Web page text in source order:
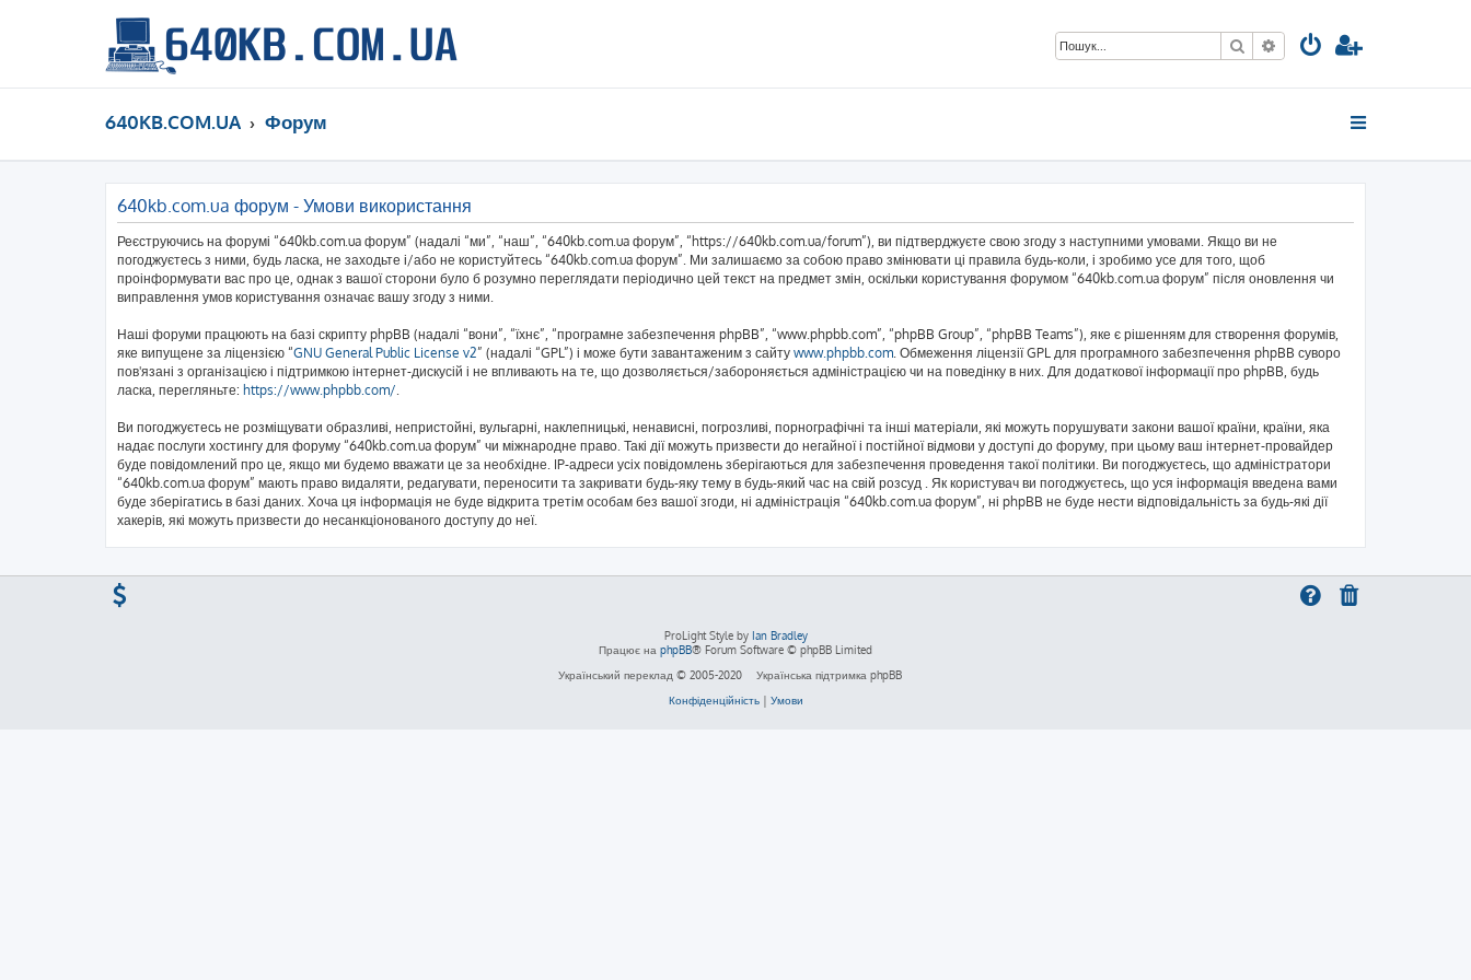
ПошукРозширений пошук
640KB.COM.UA Форум
640kb.com.ua форум - Умови використання
Реєструючись на форумі “640kb.com.ua форум” (надалі “ми”, “наш”, “640kb.com.ua форум”, “https://640kb.com.ua/forum”), ви підтверджуєте свою згоду з наступними умовами. Якщо ви не
погоджуєтесь з ними, будь ласка, не заходьте і/або не користуйтесь “640kb.com.ua форум”. Ми залишаємо за собою право змінювати ці правила будь-коли, і зробимо усе для того, щоб
проінформувати вас про це, однак з вашої сторони було б розумно переглядати періодично цей текст на предмет змін, оскільки користування форумом “640kb.com.ua форум” після оновлення чи
виправлення умов користування означає вашу згоду з ними.
Наші форуми працюють на базі скрипту phpBB (надалі “вони”, “їхнє”, “програмне забезпечення phpBB”, “www.phpbb.com”, “phpBB Group”, “phpBB Teams”), яке є рішенням для створення форумів,
яке випущене за ліцензією “GNU General Public License v2” (надалі “GPL”) і може бути завантаженим з сайту www.phpbb.com. Обмеження ліцензії GPL для програмного забезпечення phpBB суворо
пов'язані з організацією і підтримкою інтернет-дискусій і не впливають на те, що дозволяється/забороняється адміністрацією чи на поведінку в них. Для додаткової інформації про phpBB, будь
ласка, перегляньте: https://www.phpbb.com/.
Ви погоджуєтесь не розміщувати образливі, непристойні, вульгарні, наклепницькі, ненависні, погрозливі, порнографічні та інші матеріали, які можуть порушувати закони вашої країни, країни, яка
надає послуги хостингу для форуму “640kb.com.ua форум” чи міжнародне право. Такі дії можуть призвести до негайної і постійної відмови у доступі до форуму, при цьому ваш інтернет-провайдер
буде повідомлений про це, якщо ми будемо вважати це за необхідне. IP-адреси усіх повідомлень зберігаються для забезпечення проведення такої політики. Ви погоджуєтесь, що адміністратори
“640kb.com.ua форум” мають право видаляти, редагувати, переносити та закривати будь-яку тему в будь-який час на свій розсуд . Як користувач ви погоджуєтесь, що уся інформація введена вами
буде зберігатись в базі даних. Хоча ця інформація не буде відкрита третім особам без вашої згоди, ні адміністрація “640kb.com.ua форум”, ні phpBB не буде нести відповідальність за будь-які дії
хакерів, які можуть призвести до несанкціонованого доступу до неї.
ProLight Style by Ian Bradley
Працює на phpBB® Forum Software © phpBB Limited
Український переклад © 2005-2020
Українська підтримка phpBB
Конфіденційність| Умови